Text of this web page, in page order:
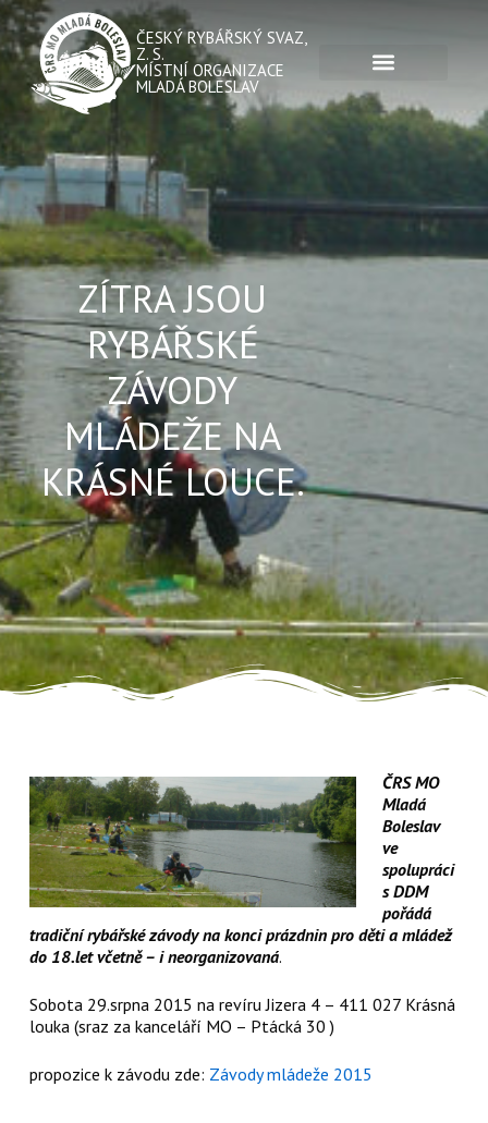
ČESKÝ RYBÁŘSKÝ SVAZ,
Z. S.
MÍSTNÍ ORGANIZACE
MLADÁ BOLESLAV
ZÍTRA JSOU
RYBÁŘSKÉ
ZÁVODY
MLÁDEŽE NA
KRÁSNÉ LOUCE.
ČRS MO
Mladá
Boleslav
ve
spolupráci
s DDM
pořádá
tradiční rybářské závody na konci prázdnin pro děti a mládež
do 18.let včetně – i neorganizovaná.
Sobota 29.srpna 2015 na revíru Jizera 4 – 411 027 Krásná
louka (sraz za kanceláří MO – Ptácká 30 )
propozice k závodu zde: Závody mládeže 2015